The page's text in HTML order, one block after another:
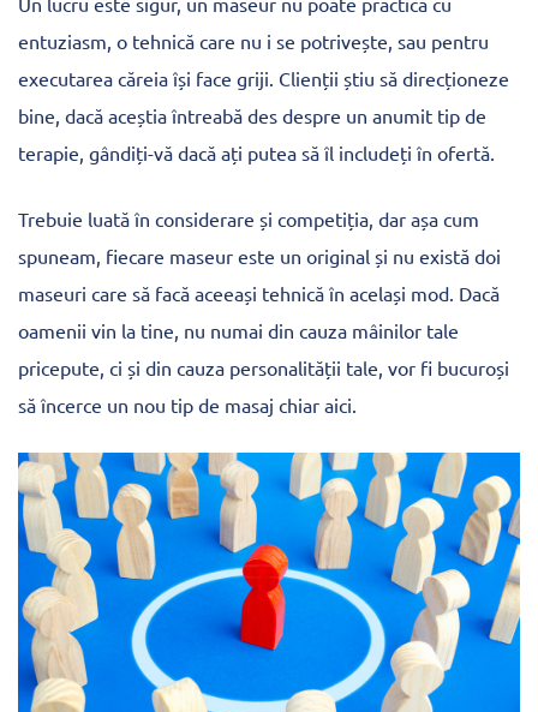
entuziasm, o tehnică care nu i se potrivește, sau pentru
executarea căreia își face griji. Clienții știu să direcționeze
bine, dacă aceștia întreabă des despre un anumit tip de
terapie, gândiți-vă dacă ați putea să îl includeți în ofertă.
Trebuie luată în considerare și competiția, dar așa cum
spuneam, fiecare maseur este un original și nu există doi
maseuri care să facă aceeași tehnică în același mod. Dacă
oamenii vin la tine, nu numai din cauza mâinilor tale
pricepute, ci și din cauza personalității tale, vor fi bucuroși
să încerce un nou tip de masaj chiar aici.